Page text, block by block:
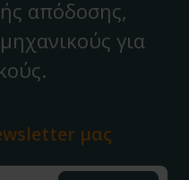
απόδοσης,
για
μας